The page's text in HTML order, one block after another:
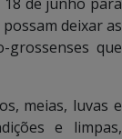
deixar as
grossenses que
meias, luvas e
e limpas,